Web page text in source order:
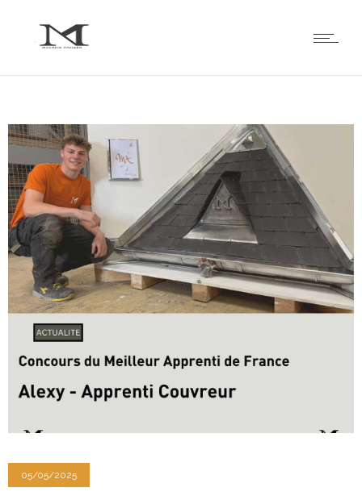
05/05/2025